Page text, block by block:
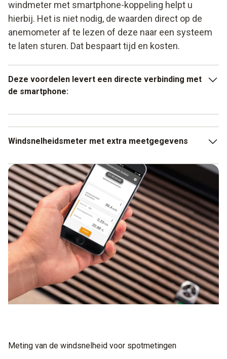
windmeter met smartphone-koppeling helpt u
hierbij. Het is niet nodig, de waarden direct op de
anemometer af te lezen of deze naar een systeem
te laten sturen. Dat bespaart tijd en kosten.
Deze voordelen levert een directe verbinding met
de smartphone:
Intuïtieve bediening
Windsnelheidsmeter met extra meetgegevens
Zoals reeds aangestipt kan de vleugelrad-anemometer, al
naargelang het instrument, niet alleen de luchtsnelheid
meten. Ook andere grootheden kunnen door de
anemometer worden gemeten. Enkele varianten zijn er
bijvoorbeeld toe in staat, luchtsnelheid, luchtvochtigheid en
temperatuur te meten. Een combinatie van deze gegevens
kan informatie geven over belangrijke aspecten.
Als u werkzaam bent in de klimaatsector of nog meer
gegevens nodig heeft, dan kunt u ook kiezen voor een
anemometer die het dauwpunt kan berekenen. Op die
manier zijn nog gedifferentieerdere evaluaties mogelijk.
Meting van de windsnelheid voor spotmetingen